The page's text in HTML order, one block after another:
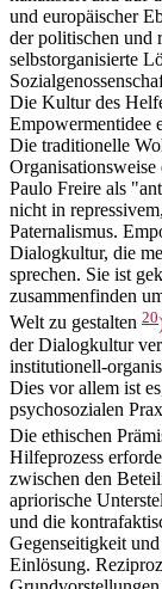
und europäischer
der politischen und
selbstorganisierte
Die Kultur des
Empowermentidee
Die traditionelle
Paulo Freire als
nicht in
Paternalismus.
Dialogkultur, die
sprechen. Sie ist
zusammenfinden
Welt zu gestalten 20
der Dialogkultur
institutionell-
Dies vor allem ist
psychosozialen
Die ethischen
Hilfeprozess
zwischen den
apriorische
und die
Gegenseitigkeit
Einlösung.